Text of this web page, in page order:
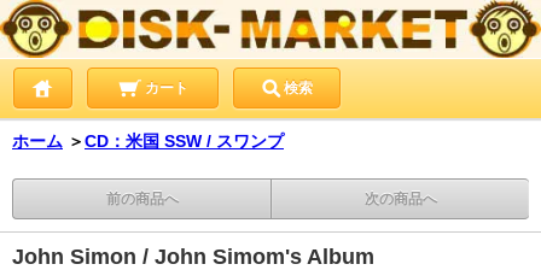
カート 検索
ホーム ＞CD：米国 SSW / スワンプ
前の商品へ 次の商品へ
John Simon / John Simom's Album